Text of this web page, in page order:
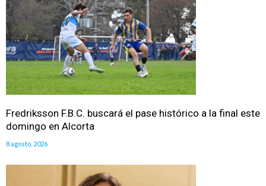
Fredriksson F.B.C. buscará el pase histórico a la final este
domingo en Alcorta
8 agosto, 2026